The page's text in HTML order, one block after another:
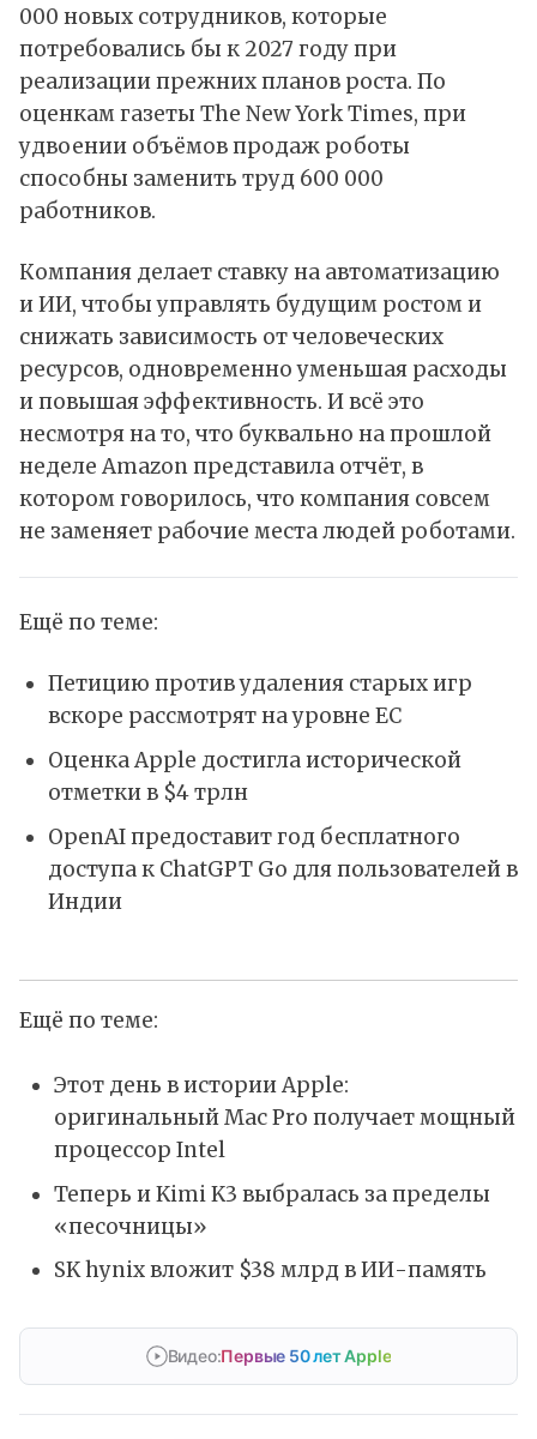
000 новых сотрудников, которые
потребовались бы к 2027 году при
реализации прежних планов роста. По
оценкам газеты The New York Times, при
удвоении объёмов продаж роботы
способны заменить труд 600 000
работников.
Компания делает ставку на автоматизацию
и ИИ, чтобы управлять будущим ростом и
снижать зависимость от человеческих
ресурсов, одновременно уменьшая расходы
и повышая эффективность. И всё это
несмотря на то, что буквально на прошлой
неделе Amazon представила отчёт, в
котором говорилось, что компания совсем
не заменяет рабочие места людей роботами.
Ещё по теме:
Петицию против удаления старых игр
вскоре рассмотрят на уровне ЕС
Оценка Apple достигла исторической
отметки в $4 трлн
OpenAI предоставит год бесплатного
доступа к ChatGPT Go для пользователей в
Индии
Ещё по теме:
Этот день в истории Apple:
оригинальный Mac Pro получает мощный
процессор Intel
Теперь и Kimi K3 выбралась за пределы
«песочницы»
SK hynix вложит $38 млрд в ИИ-память
Видео:Первые 50 лет Apple